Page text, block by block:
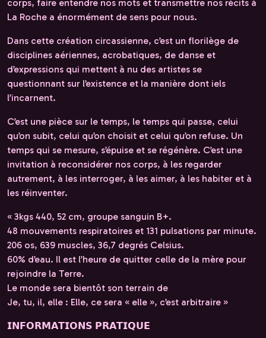
corps, faire entendre nos mots et transmettre nos récits à
La Roche a énormément de sens pour nous.
Dans cette création circassienne, c’est un florilège de
disciplines aériennes, acrobatiques, de danse et
d’expressions qui mettent à nu des artistes se
questionnant sur l’existence et la manière dont iels
l’incarnent.
C’est une pièce sur le temps, le temps qui passe, celui
qu’on subit, celui qu’on choisit et celui qu’on refuse. Un
temps qui se mesure, s’épuise et se régénère. C’est une
invitation à reconsidérer nos corps, à les regarder
autrement, à les interroger, à les aimer, à les habiter et à
les réinventer.
« 3kgs 440, 52 cm, groupe sanguin B+.
48 mouvements respiratoires et 131 pulsations par minute.
206 os, 639 muscles, 36,7 degrés Celsius.
60% d’eau. Il est l’heure de quitter celle de la mère pour
rejoindre la Terre.
Le monde sera bientôt son terrain de
Je, tu, il, elle : Elle, ce sera « elle », c’est arbitraire »
𝗜𝗡𝗙𝗢𝗥𝗠𝗔𝗧𝗜𝗢𝗡𝗦 𝗣𝗥𝗔𝗧𝗜𝗤𝗨𝗘